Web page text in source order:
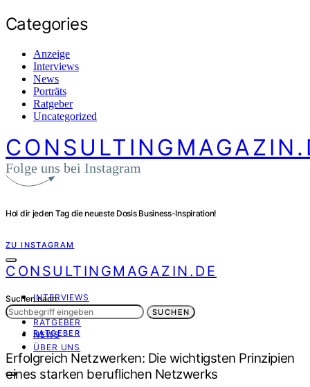
Categories
Anzeige
Interviews
News
Porträts
Ratgeber
Uncategorized
Folge uns bei Instagram
Hol dir jeden Tag die neueste Dosis Business-Inspiration!
ZU INSTAGRAM
CONSULTINGMAGAZIN.DE
INTERVIEWS
PORTRÄT
RATGEBER
NEWS
ÜBER UNS
Suchen nach:
SUCHEN
RATGEBER
Erfolgreich Netzwerken: Die wichtigsten Prinzipien
eines starken beruflichen Netzwerks